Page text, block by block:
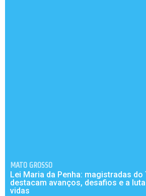
MATO GROSSO
Lei Maria da Penha: magistradas do
destacam avanços, desafios e a
vidas